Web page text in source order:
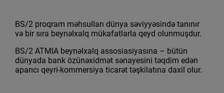
BS/2 proqram məhsulları dünya səviyyəsində tanınır
və bir sıra beynəlxalq mükafatlarla qeyd olunmuşdur.
BS/2 ATMIA beynəlxalq assosiasiyasına – bütün
dünyada bank özünəxidmət sənayesini təqdim edən
aparıcı qeyri-kommersiya ticarət təşkilatına daxil olur.